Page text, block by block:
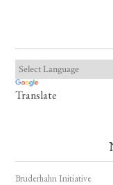
Translate
Bruderhahn Initiative